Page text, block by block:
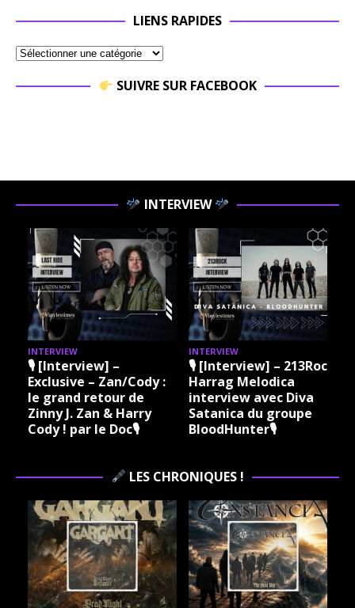
LIENS RAPIDES
SUIVRE SUR FACEBOOK
INTERVIEW
INTERVIEW
🎙 [Interview] –
Exclusive – Zan/Cody :
le grand retour de
Zinny J. Zan & Harry
Cody ! par le Doc🎙
INTERVIEW
🎙 [Interview] – 213Rock
Harrag Melodica
interview avec Diva
Satanica du groupe
BloodHunter🎙
LES CHRONIQUES !